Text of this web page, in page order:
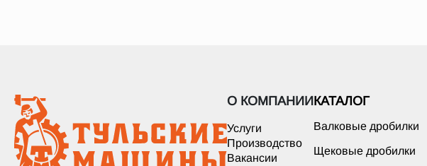
О КОМПАНИИ
Услуги
Производство
Вакансии
КАТАЛОГ
Валковые дробилки
Щековые дробилки